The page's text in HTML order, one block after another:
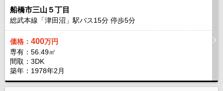
船橋市三山５丁目
総武本線「津田沼」駅バス15分 停歩5分
価格： 400万円
専有：56.49㎡
間取：3DK
築年：1978年2月